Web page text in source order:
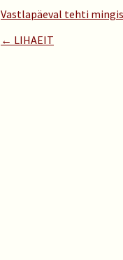
Vastlapäeval tehti
← LIHAEIT